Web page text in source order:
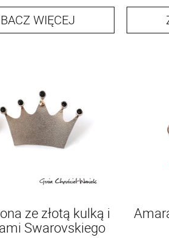
WIĘCEJ
ze złotą kulką i
Swarovskiego